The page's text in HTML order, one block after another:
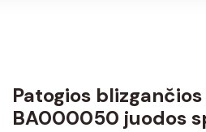
Patogios
BA000050 juodos